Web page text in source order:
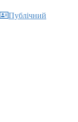
Публічний